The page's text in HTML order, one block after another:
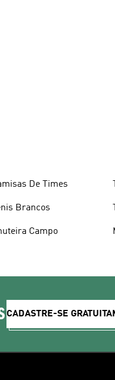
De Times
Brancos
Campo
CADASTRE-SE